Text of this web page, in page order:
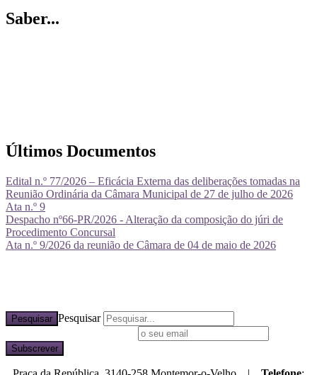
Saber...
Últimos Documentos
Edital n.º 77/2026 – Eficácia Externa das deliberações tomadas na
Reunião Ordinária da Câmara Municipal de 27 de julho de 2026
Ata n.º 9
Despacho nº66-PR/2026 - Alteração da composição do júri de
Procedimento Concursal
Ata n.º 9/2026 da reunião de Câmara de 04 de maio de 2026
Pesquisar Pesquisar